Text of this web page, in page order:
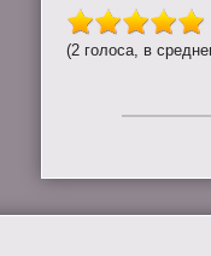
(2 голоса, в